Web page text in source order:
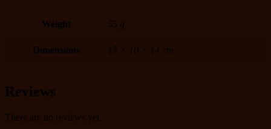
Weight 55 g
Dimensions 15 × 10 × 14 cm
Reviews
There are no reviews yet.